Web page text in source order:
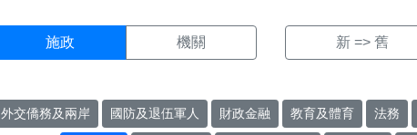
施政 機關 新 => 舊
外交僑務及兩岸 國防及退伍軍人 財政金融 教育及體育 法務